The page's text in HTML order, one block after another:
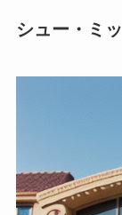
シュー・ミ